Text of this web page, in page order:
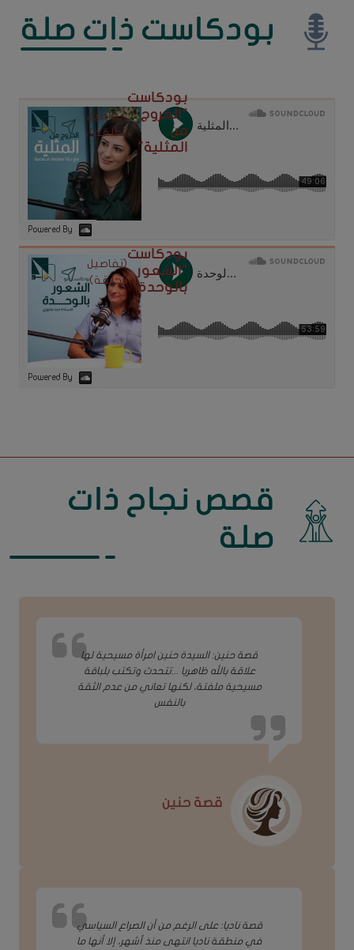
بودكاست ذات صلة
بودكاست
"الخروج
من
المثلية"
(تفاصيل
الحلقة)
Powered By
بودكاست
"الشعور
بالوحدة"
(تفاصيل
الحلقة)
Powered By
قصص نجاح ذات
صلة
قصة حنين: السيدة حنين امرأة مسيحية لها
علاقة بالله ظاهريا ...تتحدث وتكتب بلباقة
مسيحية ملفتة، لكنها تعاني من عدم الثقة
بالنفس
قصة حنين
قصة ناديا: على الرغم من أن الصراع السياسي
في منطقة ناديا انتهى منذ أشهر، إلا أنها ما